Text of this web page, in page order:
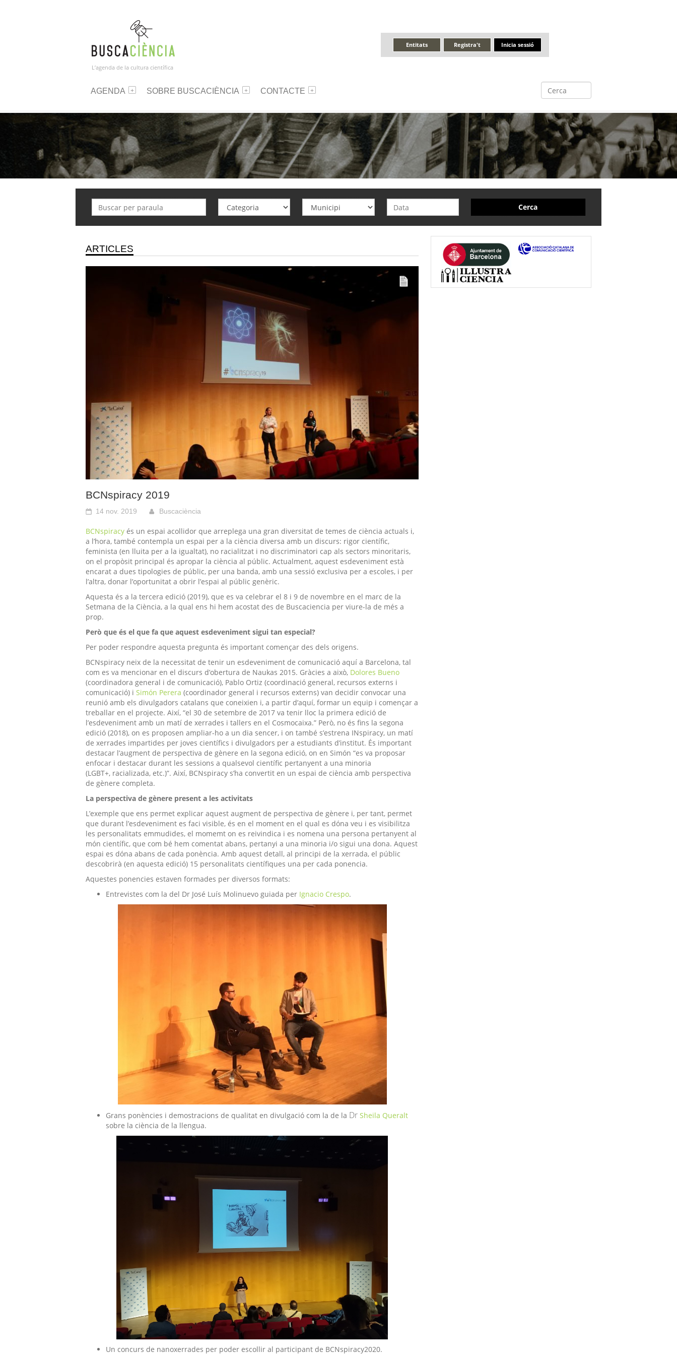
L’agenda de la cultura científica
Inicia sessió
Registra't
Entitats
AGENDA SOBRE BUSCACIÈNCIA CONTACTE
Cerca
ARTICLES
BCNspiracy 2019
14 nov. 2019 Buscaciència
BCNspiracy és un espai acollidor que arreplega una gran diversitat de temes de ciència actuals i,
a l’hora, també contempla un espai per a la ciència diversa amb un discurs: rigor científic,
feminista (en lluita per a la igualtat), no racialitzat i no discriminatori cap als sectors minoritaris,
on el propòsit principal és apropar la ciència al públic. Actualment, aquest esdeveniment està
encarat a dues tipologies de públic, per una banda, amb una sessió exclusiva per a escoles, i per
l’altra, donar l’oportunitat a obrir l’espai al públic genèric.
Aquesta és a la tercera edició (2019), que es va celebrar el 8 i 9 de novembre en el marc de la
Setmana de la Ciència, a la qual ens hi hem acostat des de Buscaciencia per viure-la de més a
prop.
Però que és el que fa que aquest esdeveniment sigui tan especial?
Per poder respondre aquesta pregunta és important començar des dels origens.
BCNspiracy neix de la necessitat de tenir un esdeveniment de comunicació aquí a Barcelona, tal
com es va mencionar en el discurs d’obertura de Naukas 2015. Gràcies a això, Dolores Bueno
(coordinadora general i de comunicació), Pablo Ortiz (coordinació general, recursos externs i
comunicació) i Simón Perera (coordinador general i recursos externs) van decidir convocar una
reunió amb els divulgadors catalans que coneixien i, a partir d’aquí, formar un equip i començar a
treballar en el projecte. Així, “el 30 de setembre de 2017 va tenir lloc la primera edició de
l’esdeveniment amb un matí de xerrades i tallers en el Cosmocaixa.” Però, no és fins la segona
edició (2018), on es proposen ampliar-ho a un dia sencer, i on també s’estrena INspiracy, un matí
de xerrades impartides per joves científics i divulgadors per a estudiants d’institut. És important
destacar l’augment de perspectiva de gènere en la segona edició, on en Simón “es va proposar
enfocar i destacar durant les sessions a qualsevol científic pertanyent a una minoria
(LGBT+, racializada, etc.)”. Així, BCNspiracy s’ha convertit en un espai de ciència amb perspectiva
de gènere completa.
La perspectiva de gènere present a les activitats
L’exemple que ens permet explicar aquest augment de perspectiva de gènere i, per tant, permet
que durant l’esdeveniment es faci visible, és en el moment en el qual es dóna veu i es visibilitza
les personalitats emmudides, el momemt on es reivindica i es nomena una persona pertanyent al
món científic, que com bé hem comentat abans, pertanyi a una minoria i/o sigui una dona. Aquest
espai es dóna abans de cada ponència. Amb aquest detall, al principi de la xerrada, el públic
descobrirà (en aquesta edició) 15 personalitats científiques una per cada ponencia.
Aquestes ponencies estaven formades per diversos formats:
Entrevistes com la del Dr José Luís Molinuevo guiada per Ignacio Crespo.
Grans ponències i demostracions de qualitat en divulgació com la de la Dr Sheila Queralt
sobre la ciència de la llengua.
Un concurs de nanoxerrades per poder escollir al participant de BCNspiracy2020.